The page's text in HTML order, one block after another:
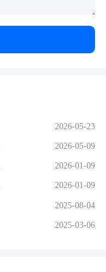
2026-05-23
2026-05-09
2026-01-09
2026-01-09
2025-08-04
2025-03-06